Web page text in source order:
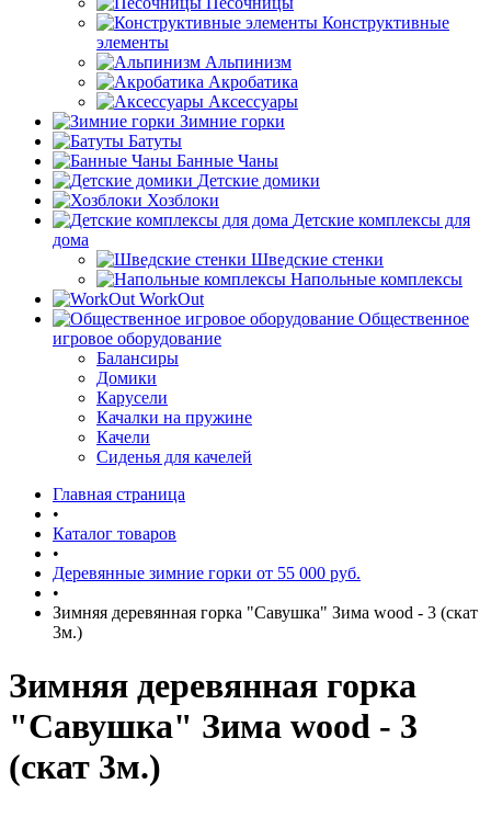
Конструктивные
элементы
Альпинизм
Акробатика
Аксессуары
Зимние горки
Батуты
Банные Чаны
Детские домики
Хозблоки
Детские комплексы для
дома
Шведские стенки
Напольные комплексы
WorkOut
Общественное
игровое оборудование
Балансиры
Домики
Карусели
Качалки на пружине
Качели
Сиденья для качелей
Главная страница
•
Каталог товаров
•
Деревянные зимние горки от 55 000 руб.
•
Зимняя деревянная горка "Савушка" Зима wood - 3 (скат
3м.)
Зимняя деревянная горка
"Савушка" Зима wood - 3
(скат 3м.)